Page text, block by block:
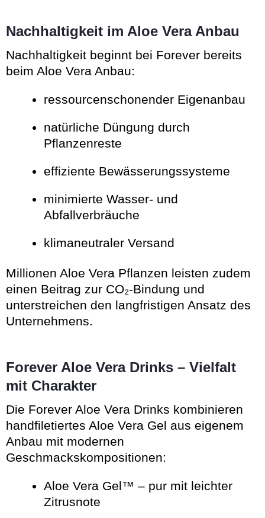
Nachhaltigkeit im Aloe Vera Anbau
Nachhaltigkeit beginnt bei Forever bereits
beim Aloe Vera Anbau:
ressourcenschonender Eigenanbau
natürliche Düngung durch
Pflanzenreste
effiziente Bewässerungssysteme
minimierte Wasser- und
Abfallverbräuche
klimaneutraler Versand
Millionen Aloe Vera Pflanzen leisten zudem
einen Beitrag zur CO₂-Bindung und
unterstreichen den langfristigen Ansatz des
Unternehmens.
Forever Aloe Vera Drinks – Vielfalt
mit Charakter
Die Forever Aloe Vera Drinks kombinieren
handfiletiertes Aloe Vera Gel aus eigenem
Anbau mit modernen
Geschmackskompositionen:
Aloe Vera Gel™ – pur mit leichter
Zitrusnote